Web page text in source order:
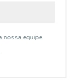
nossa equipe